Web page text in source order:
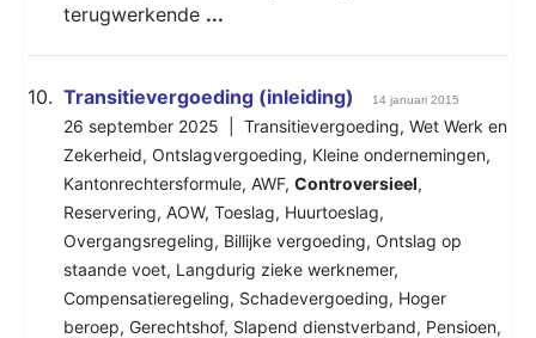
terugwerkende ...
10. Transitievergoeding (inleiding) 14 januari 2015
26 september 2025 | Transitievergoeding, Wet Werk en
Zekerheid, Ontslagvergoeding, Kleine ondernemingen,
Kantonrechtersformule, AWF, Controversieel,
Reservering, AOW, Toeslag, Huurtoeslag,
Overgangsregeling, Billijke vergoeding, Ontslag op
staande voet, Langdurig zieke werknemer,
Compensatieregeling, Schadevergoeding, Hoger
beroep, Gerechtshof, Slapend dienstverband, Pensioen,